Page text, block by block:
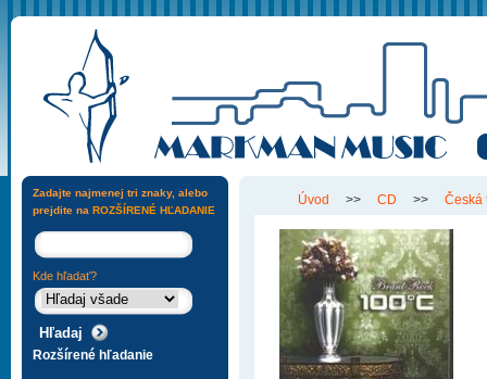
Úvod >> CD >> Česká
Zadajte najmenej tri znaky, alebo
prejdite na ROZŠÍRENÉ HĽADANIE
Kde hľadať?
Rozšírené hľadanie